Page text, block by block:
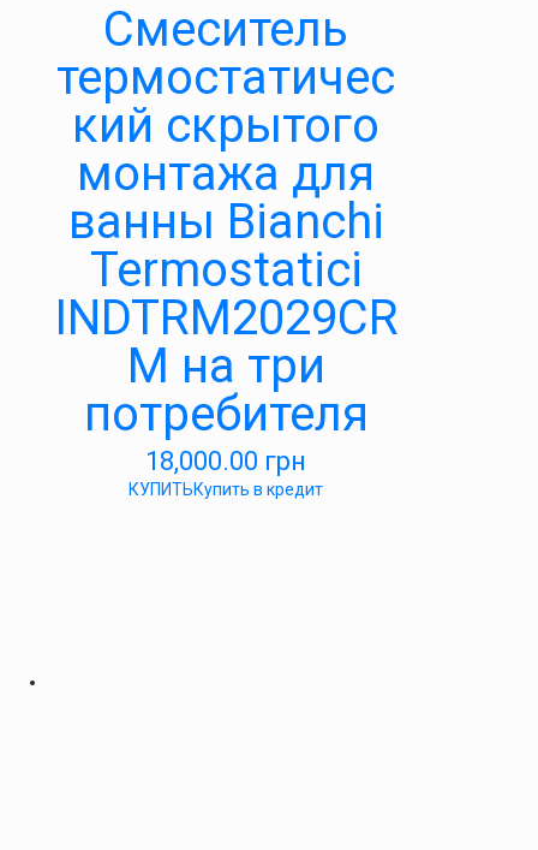
Смеситель
термостатичес
кий скрытого
монтажа для
ванны Bianchi
Termostatici
INDTRM2029CR
M на три
потребителя
18,000.00 грн
КУПИТЬКупить в кредит